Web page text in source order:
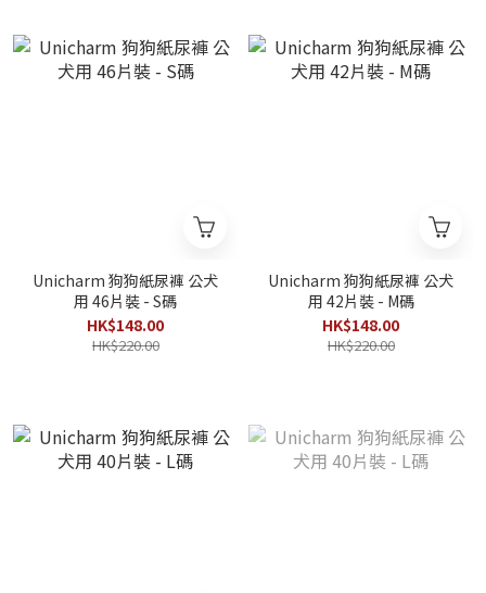
Unicharm 狗狗紙尿褲 公犬
用 46片裝 - S碼
HK$148.00
HK$220.00
Unicharm 狗狗紙尿褲 公犬
用 42片裝 - M碼
HK$148.00
HK$220.00